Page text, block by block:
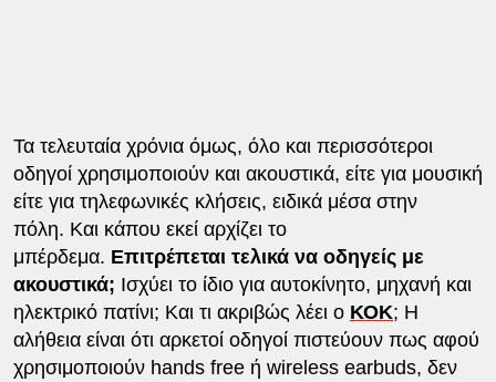
Τα τελευταία χρόνια όμως, όλο και περισσότεροι
οδηγοί χρησιμοποιούν και ακουστικά, είτε για μουσική
είτε για τηλεφωνικές κλήσεις, ειδικά μέσα στην
πόλη. Και κάπου εκεί αρχίζει το
μπέρδεμα. Επιτρέπεται τελικά να οδηγείς με
ακουστικά; Ισχύει το ίδιο για αυτοκίνητο, μηχανή και
ηλεκτρικό πατίνι; Και τι ακριβώς λέει ο ΚΟΚ; Η
αλήθεια είναι ότι αρκετοί οδηγοί πιστεύουν πως αφού
χρησιμοποιούν hands free ή wireless earbuds, δεν